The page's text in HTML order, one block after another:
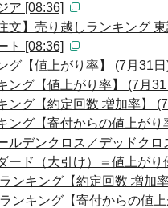
ア [08:36]
文】売り越しランキング
ト [08:36]
グ【値上がり率】 (7月31
ング【値上がり率】 (7月
ング【約定回数 増加率】
ング【寄付からの値上がり
ルデンクロス／デッド
ード（大引け）＝値上が
ンキング【約定回数 増加
ンキング【寄付からの値